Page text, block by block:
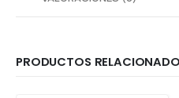
PRODUCTOS